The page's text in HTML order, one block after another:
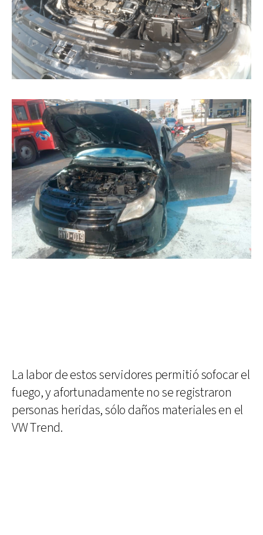
La labor de estos servidores permitió sofocar el
fuego, y afortunadamente no se registraron
personas heridas, sólo daños materiales en el
VW Trend.